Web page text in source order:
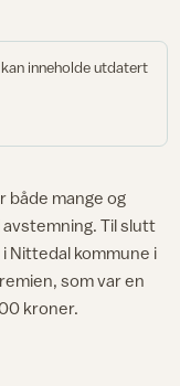
inneholde utdatert
både mange og
Til slutt
Nittedal kommune i
som var en
kroner.